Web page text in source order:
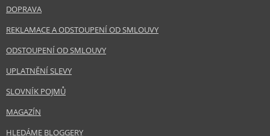
DOPRAVA
REKLAMACE A ODSTOUPENÍ OD SMLOUVY
ODSTOUPENÍ OD SMLOUVY
UPLATNĚNÍ SLEVY
SLOVNÍK POJMŮ
MAGAZÍN
HLEDÁME BLOGGERY